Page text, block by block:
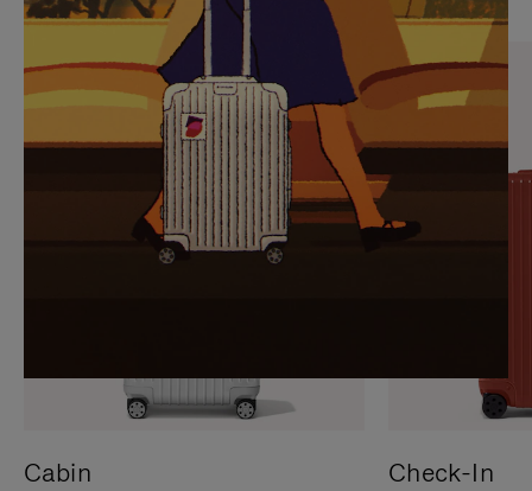
SIE,
UM
ANZUHALTEN
AUFHEBEN
DER
STUMMSCHALTUNG
Cabin Check-In